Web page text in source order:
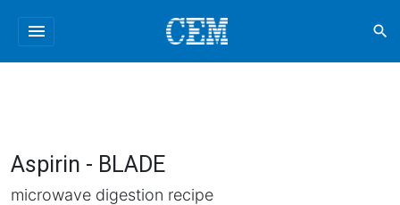
menu search
Aspirin - BLADE
microwave digestion recipe